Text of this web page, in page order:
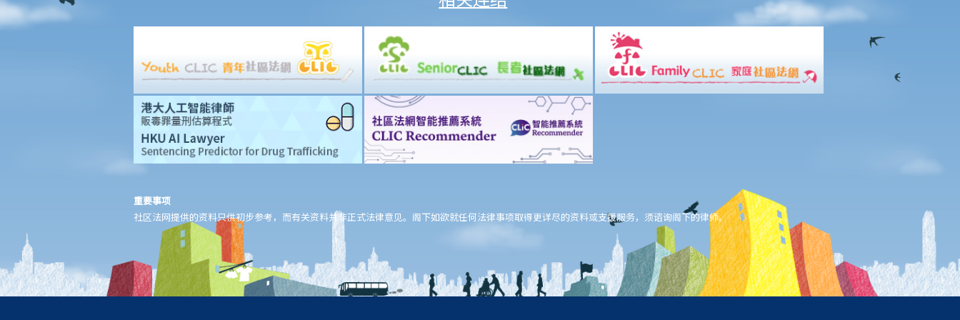
重要事项
社区法网提供的资料只供初步参考，而有关资料并非正式法律意见。阁下如欲就任何法律事项取得更详尽的资料或支援服务，须谘询阁下的律师。